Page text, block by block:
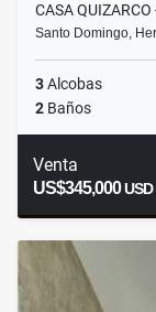
CASA
Santo Domingo,
3Alcobas
2 Baños
Venta
US$345,000USD